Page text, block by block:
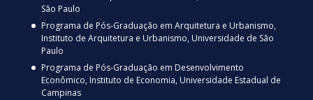
São Paulo
Programa de Pós-Graduação em Arquitetura e Urbanismo,
Instituto de Arquitetura e Urbanismo, Universidade de São
Paulo
Programa de Pós-Graduação em Desenvolvimento
Econômico, Instituto de Economia, Universidade Estadual de
Campinas